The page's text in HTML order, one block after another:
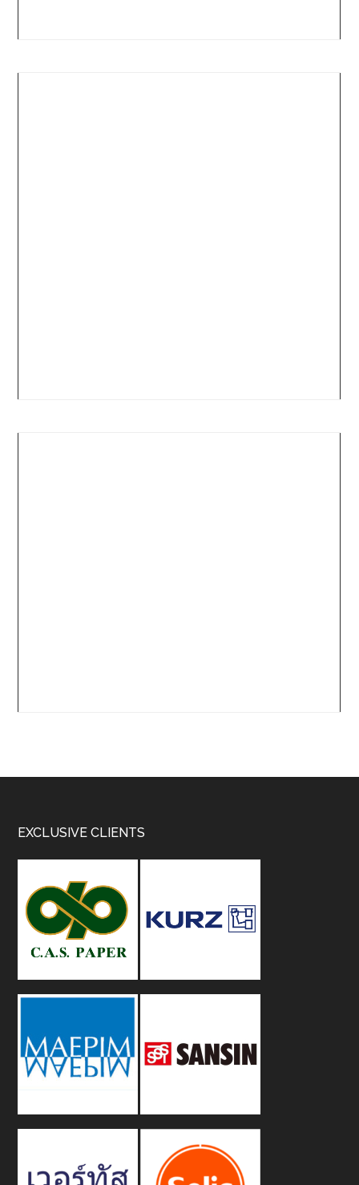
Footer
EXCLUSIVE CLIENTS